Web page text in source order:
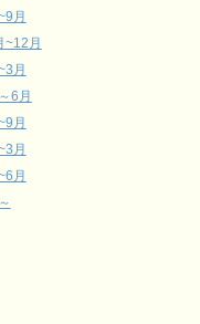
月
~12月
月
6月
月
月
月